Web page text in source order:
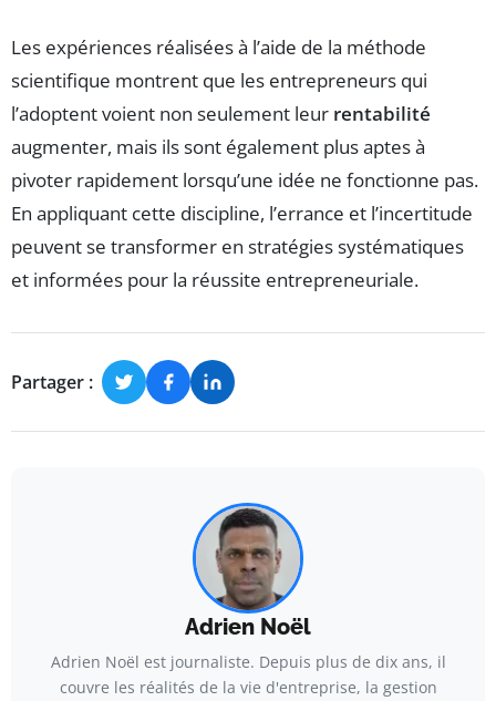
Les expériences réalisées à l’aide de la méthode
scientifique montrent que les entrepreneurs qui
l’adoptent voient non seulement leur rentabilité
augmenter, mais ils sont également plus aptes à
pivoter rapidement lorsqu’une idée ne fonctionne pas.
En appliquant cette discipline, l’errance et l’incertitude
peuvent se transformer en stratégies systématiques
et informées pour la réussite entrepreneuriale.
Partager :
Adrien Noël
Adrien Noël est journaliste. Depuis plus de dix ans, il
couvre les réalités de la vie d'entreprise, la gestion